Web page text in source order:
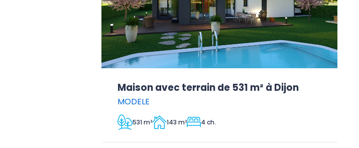
Maison avec terrain de 531 m² à Dijon
MODELE
531 m² 143 m² 4 ch.